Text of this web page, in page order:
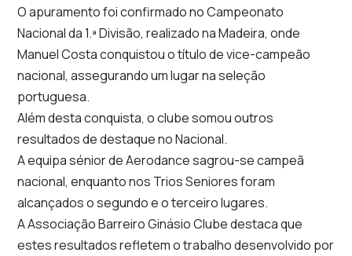
O apuramento foi confirmado no Campeonato
Nacional da 1.ª Divisão, realizado na Madeira, onde
Manuel Costa conquistou o título de vice-campeão
nacional, assegurando um lugar na seleção
portuguesa.
Além desta conquista, o clube somou outros
resultados de destaque no Nacional.
A equipa sénior de Aerodance sagrou-se campeã
nacional, enquanto nos Trios Seniores foram
alcançados o segundo e o terceiro lugares.
A Associação Barreiro Ginásio Clube destaca que
estes resultados refletem o trabalho desenvolvido por